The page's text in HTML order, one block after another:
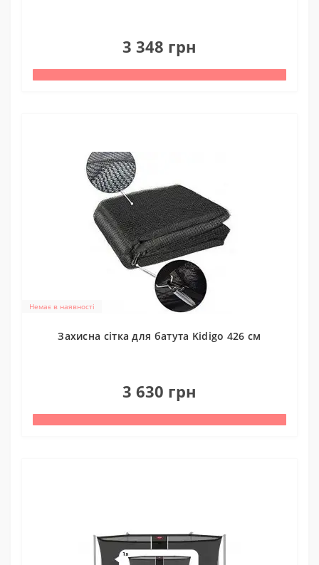
3 348 грн
Немає в наявності
Захисна сітка для батута Kidigo 426 см
3 630 грн